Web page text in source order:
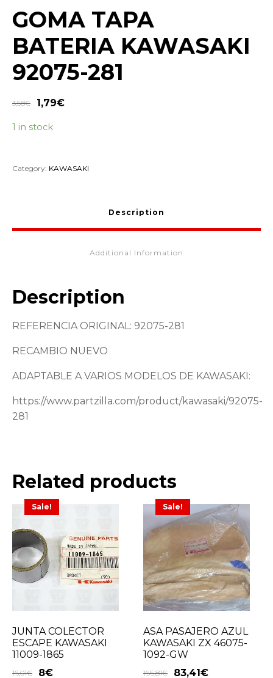
GOMA TAPA
BATERIA KAWASAKI
92075-281
3,58€ 1,79€
1 in stock
Category: KAWASAKI
Description
Additional Information
Description
REFERENCIA ORIGINAL: 92075-281
RECAMBIO NUEVO
ADAPTABLE A VARIOS MODELOS DE KAWASAKI:
https://www.partzilla.com/product/kawasaki/92075-
281
Related products
Sale!
JUNTA COLECTOR
ESCAPE KAWASAKI
11009-1865
16,01€ 8€
Sale!
ASA PASAJERO AZUL
KAWASAKI ZX 46075-
1092-GW
166,81€ 83,41€